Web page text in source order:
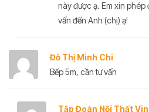
này được ạ. Em xin phép
vấn đến Anh (chị) ạ!
Đỗ Thị Minh Chi
Bếp 5m, cần tư vấn
Tập Đoàn Nội Thất